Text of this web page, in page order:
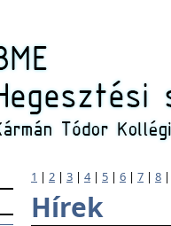
1 | 2 | 3 | 4| 5 | 6 | 7 | 8
Hírek